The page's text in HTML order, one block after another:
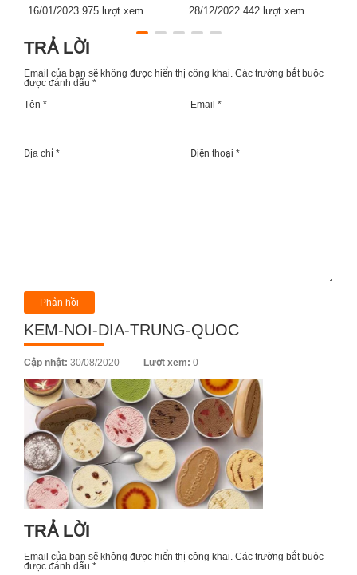
ĐÁN 2023
Posted
16/01/2023 975 lượt xem
DƯƠNG LỊCH 2023
Posted
28/12/2022 442 lượt xem
TRẢ LỜI
Email của bạn sẽ không được hiển thị công khai. Các trường bắt buộc
được đánh dấu *
Tên *
Email *
Địa chỉ * Điện thoại *
KEM-NOI-DIA-TRUNG-QUOC
Cập nhật: Posted
30/08/2020 Lượt xem: 0
TRẢ LỜI
Email của bạn sẽ không được hiển thị công khai. Các trường bắt buộc
được đánh dấu *